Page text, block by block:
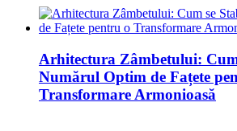
Arhitectura Zâmbetului: Cum
Numărul Optim de Fațete
Transformare Armonioasă